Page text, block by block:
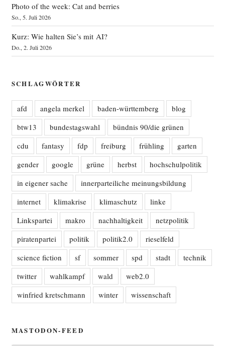
Photo of the week: Cat and berries
So., 5. Juli 2026
Kurz: Wie halten Sie’s mit AI?
Do., 2. Juli 2026
SCHLAGWÖRTER
afd angela merkel baden-württemberg
blog
btw13
bundestagswahl
bündnis 90/die grünen
cdu
fantasy fdp freiburg frühling
garten
gender
google grüne herbst
hochschulpolitik
in eigener sache
innerparteiliche meinungsbildung
internet
klimakrise klimaschutz
linke
Linkspartei
makro nachhaltigkeit
netzpolitik
piratenpartei
politik politik2.0
rieselfeld
science fiction
sf sommer spd stadt
technik
twitter
wahlkampf wald
web2.0
winfried kretschmann
winter wissenschaft
MASTODON-FEED